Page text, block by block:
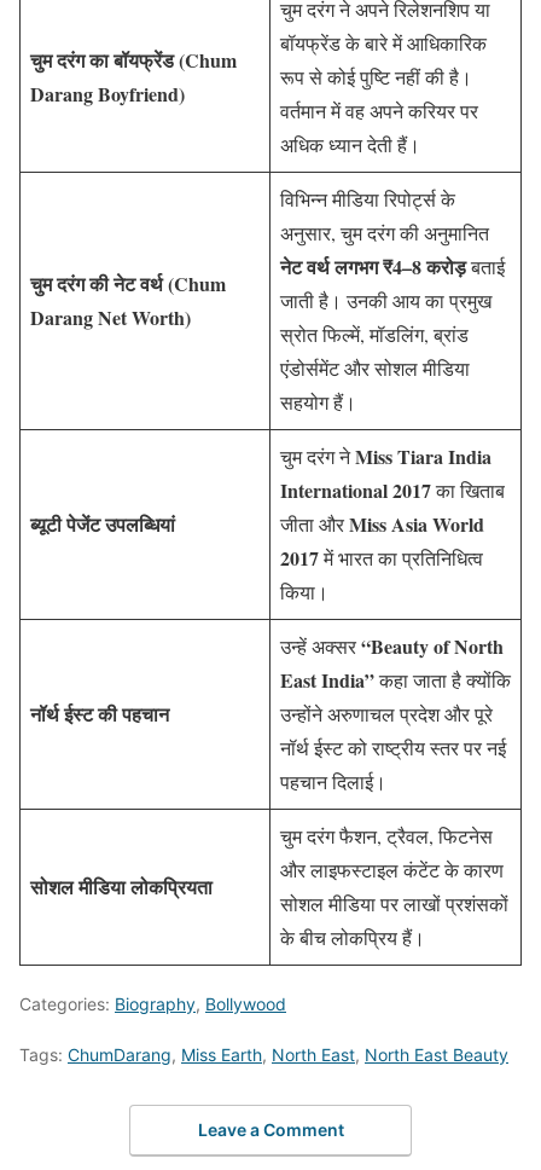
चुम दरंग का बॉयफ्रेंड (Chum
Darang Boyfriend)
चुम दरंग ने अपने रिलेशनशिप या
बॉयफ्रेंड के बारे में आधिकारिक
रूप से कोई पुष्टि नहीं की है।
वर्तमान में वह अपने करियर पर
अधिक ध्यान देती हैं।
चुम दरंग की नेट वर्थ (Chum
Darang Net Worth)
विभिन्न मीडिया रिपोर्ट्स के
अनुसार, चुम दरंग की अनुमानित
नेट वर्थ लगभग ₹4–8 करोड़बताई
जाती है। उनकी आय का प्रमुख
स्रोत फिल्में, मॉडलिंग, ब्रांड
एंडोर्समेंट और सोशल मीडिया
सहयोग हैं।
ब्यूटी पेजेंट उपलब्धियां
चुम दरंग नेMiss Tiara India
International 2017का खिताब
जीता औरMiss Asia World
2017में भारत का प्रतिनिधित्व
किया।
नॉर्थ ईस्ट की पहचान
उन्हें अक्सर“Beauty of North
East India”कहा जाता है क्योंकि
उन्होंने अरुणाचल प्रदेश और पूरे
नॉर्थ ईस्ट को राष्ट्रीय स्तर पर नई
पहचान दिलाई।
सोशल मीडिया लोकप्रियता
चुम दरंग फैशन, ट्रैवल, फिटनेस
और लाइफस्टाइल कंटेंट के कारण
सोशल मीडिया पर लाखों प्रशंसकों
के बीच लोकप्रिय हैं।
Categories: Biography, Bollywood
Tags: ChumDarang, Miss Earth, North East, North East Beauty
Leave a Comment